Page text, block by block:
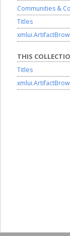
Communities &
Titles
THIS
Titles